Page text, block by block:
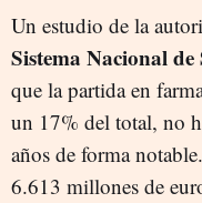
Un estudio de la
Sistema Nacional de
que la partida en
un 17% del total, no
años de forma
6.613 millones de